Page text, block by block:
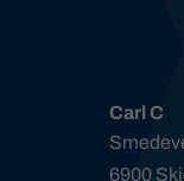
Carl C
6900